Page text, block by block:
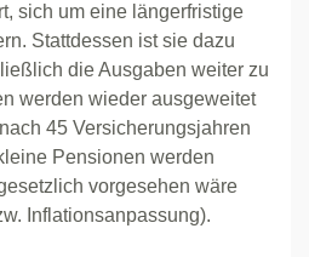
sich um eine längerfristige
Stattdessen ist sie dazu
die Ausgaben weiter zu
werden wieder ausgeweitet
45 Versicherungsjahren
Pensionen werden
vorgesehen wäre
Inflationsanpassung).